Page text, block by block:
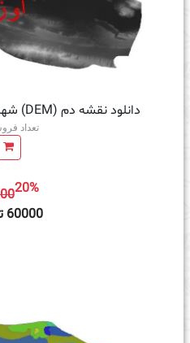
دانلود نقشه دم (DEM) شهرستان اوز | دقت 30 متر
تعداد
20%
60000 تومان